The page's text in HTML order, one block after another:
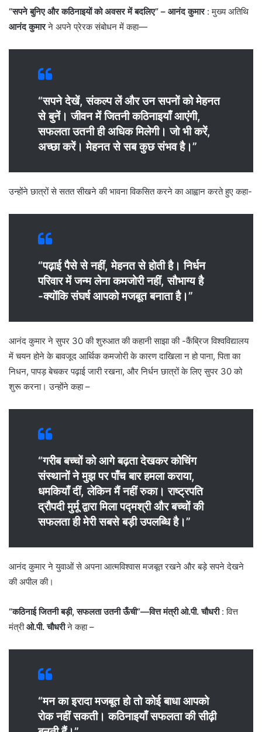
“सपने बुनिए और कठिनाइयों को अवसर में बदलिए” – आनंद कुमार: मुख्य अतिथि
आनंद कुमारने अपने प्रेरक संबोधन में कहा—
“सपने देखें, संकल्प लें और उन सपनों को मेहनत
से बुनें। जीवन में जितनी कठिनाइयाँ आएंगी,
सफलता उतनी ही अधिक मिलेगी। जो भी करें,
अच्छा करें। मेहनत से सब कुछ संभव है।”
उन्होंने छात्रों से सतत सीखने की भावना विकसित करने का आह्वान करते हुए कहा-
“पढ़ाई पैसे से नहीं, मेहनत से होती है। निर्धन
परिवार में जन्म लेना कमजोरी नहीं, सौभाग्य है
-क्योंकि संघर्ष आपको मजबूत बनाता है।”
आनंद कुमार ने सुपर 30 की शुरुआत की कहानी साझा की -कैंब्रिज विश्वविद्यालय
में चयन होने के बावजूद आर्थिक कमजोरी के कारण दाखिला न हो पाना, पिता का
निधन, पापड़ बेचकर पढ़ाई जारी रखना, और निर्धन छात्रों के लिए सुपर 30 को
शुरू करना। उन्होंने कहा –
“गरीब बच्चों को आगे बढ़ता देखकर कोचिंग
संस्थानों ने मुझ पर पाँच बार हमला कराया,
धमकियाँ दीं, लेकिन मैं नहीं रुका। राष्ट्रपति
द्रौपदी मुर्मू द्वारा मिला पद्मश्री और बच्चों की
सफलता ही मेरी सबसे बड़ी उपलब्धि है।”
आनंद कुमार ने युवाओं से अपना आत्मविश्वास मजबूत रखने और बड़े सपने देखने
की अपील की।
“कठिनाई जितनी बड़ी, सफलता उतनी ऊँची”—वित्त मंत्री ओ.पी. चौधरी: वित्त
मंत्रीओ.पी. चौधरीने कहा –
“मन का इरादा मजबूत हो तो कोई बाधा आपको
रोक नहीं सकती। कठिनाइयाँ सफलता की सीढ़ी